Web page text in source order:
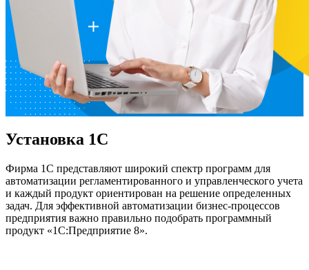
Установка 1С
Фирма 1С представляют широкий спектр программ для
автоматизации регламентированного и управленческого учета
и каждый продукт ориентирован на решение определенных
задач. Для эффективной автоматизации бизнес-процессов
предприятия важно правильно подобрать программный
продукт «1С:Предприятие 8».